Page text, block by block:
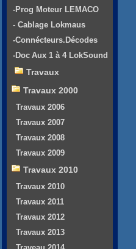
-Prog Moteur LEMACO
- Cablage Lokmaus
-Connécteurs.Décodes
-Doc Aux 1 à 4 LokSound
Travaux
Travaux 2000
Travaux 2006
Travaux 2007
Travaux 2008
Travaux 2009
Travaux 2010
Travaux 2010
Travaux 2011
Travaux 2012
Travaux 2013